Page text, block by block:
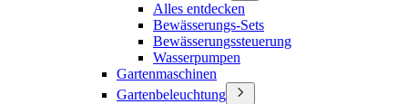
Alles entdecken
Bewässerungs-Sets
Bewässerungssteuerung
Wasserpumpen
Gartenmaschinen
Gartenbeleuchtung